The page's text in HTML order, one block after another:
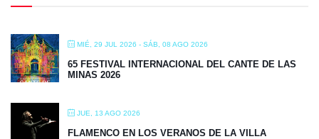
MIÉ, 29 JUL 2026 - SÁB, 08 AGO 2026
65 FESTIVAL INTERNACIONAL DEL CANTE DE LAS
MINAS 2026
JUE, 13 AGO 2026
FLAMENCO EN LOS VERANOS DE LA VILLA